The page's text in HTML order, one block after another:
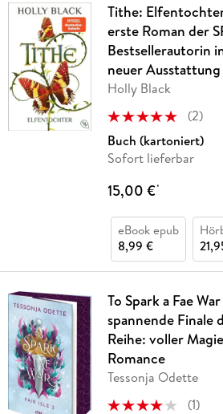
Tithe:
erste Roman der
Bestsellerautorin
neuer Ausstattung
Holly Black
(2)
Buch (kartoniert)
Sofort lieferbar
15,00 €*
eBook epub
8,99 €
To Spark a Fae
spannende Finale
Reihe: voller
Romance
Tessonja Odette
(1)